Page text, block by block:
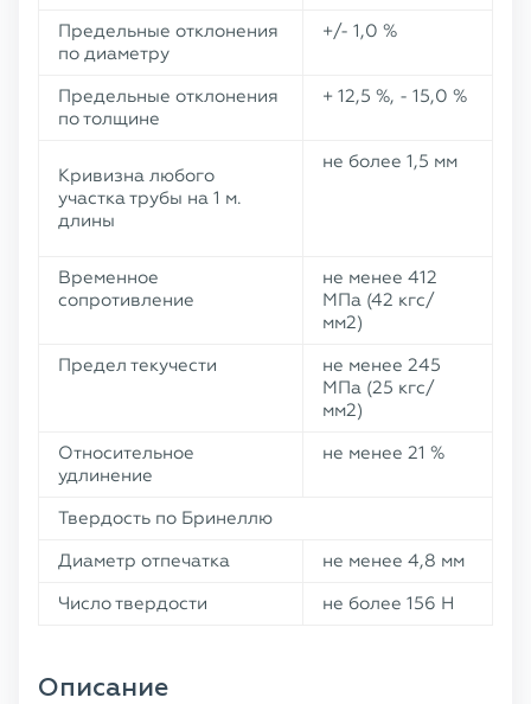
Предельные отклонения
по диаметру
+/- 1,0 %
Предельные отклонения
по толщине
+ 12,5 %, - 15,0 %
Кривизна любого
участка трубы на 1 м.
длины
не более 1,5 мм
Временное
сопротивление
не менее 412
МПа (42 кгс/
мм2)
Предел текучести
не менее 245
МПа (25 кгс/
мм2)
Относительное
удлинение
не менее 21 %
Твердость по Бринеллю
Диаметр отпечатка
не менее 4,8 мм
Число твердости
не более 156 Н
Описание